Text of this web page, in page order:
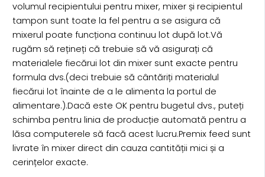
volumul recipientului pentru mixer, mixer și recipientul
tampon sunt toate la fel pentru a se asigura că
mixerul poate funcționa continuu lot după lot.Vă
rugăm să rețineți că trebuie să vă asigurați că
materialele fiecărui lot din mixer sunt exacte pentru
formula dvs.(deci trebuie să cântăriți materialul
fiecărui lot înainte de a le alimenta la portul de
alimentare.).Dacă este OK pentru bugetul dvs., puteți
schimba pentru linia de producție automată pentru a
lăsa computerele să facă acest lucru.Premix feed sunt
livrate în mixer direct din cauza cantității mici și a
cerințelor exacte.